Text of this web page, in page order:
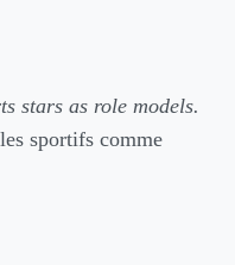
stars as role models.
sportifs comme